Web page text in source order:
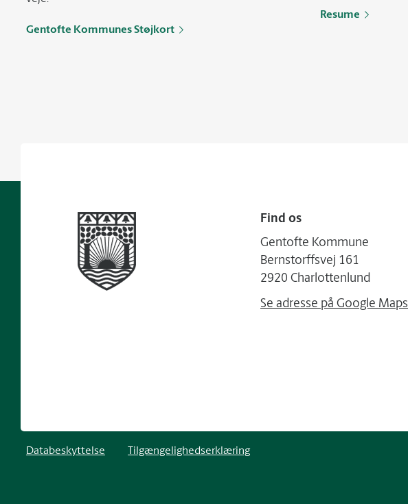
Gentofte Kommunes Støjkort
Resume
Find os
Gentofte Kommune
Bernstorffsvej 161
2920 Charlottenlund
Se adresse på Google Maps
Databeskyttelse Tilgængelighedserklæring